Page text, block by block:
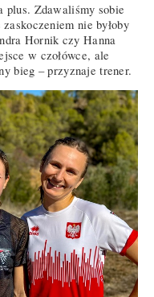
plus. Zdawaliśmy sobie
nie byłoby
Hornik czy Hanna
w czołówce, ale
bieg – przyznaje trener.